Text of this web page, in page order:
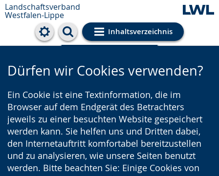
Landschaftsverband
Westfalen-Lippe
Inhaltsverzeichnis
Cookie-Einstellungen
Dürfen wir Cookies verwenden?
Ein Cookie ist eine Textinformation, die im
Browser auf dem Endgerät des Betrachters
jeweils zu einer besuchten Website gespeichert
werden kann. Sie helfen uns und Dritten dabei,
den Internetauftritt komfortabel bereitzustellen
und zu analysieren, wie unsere Seiten benutzt
werden. Bitte beachten Sie: Einige Cookies von